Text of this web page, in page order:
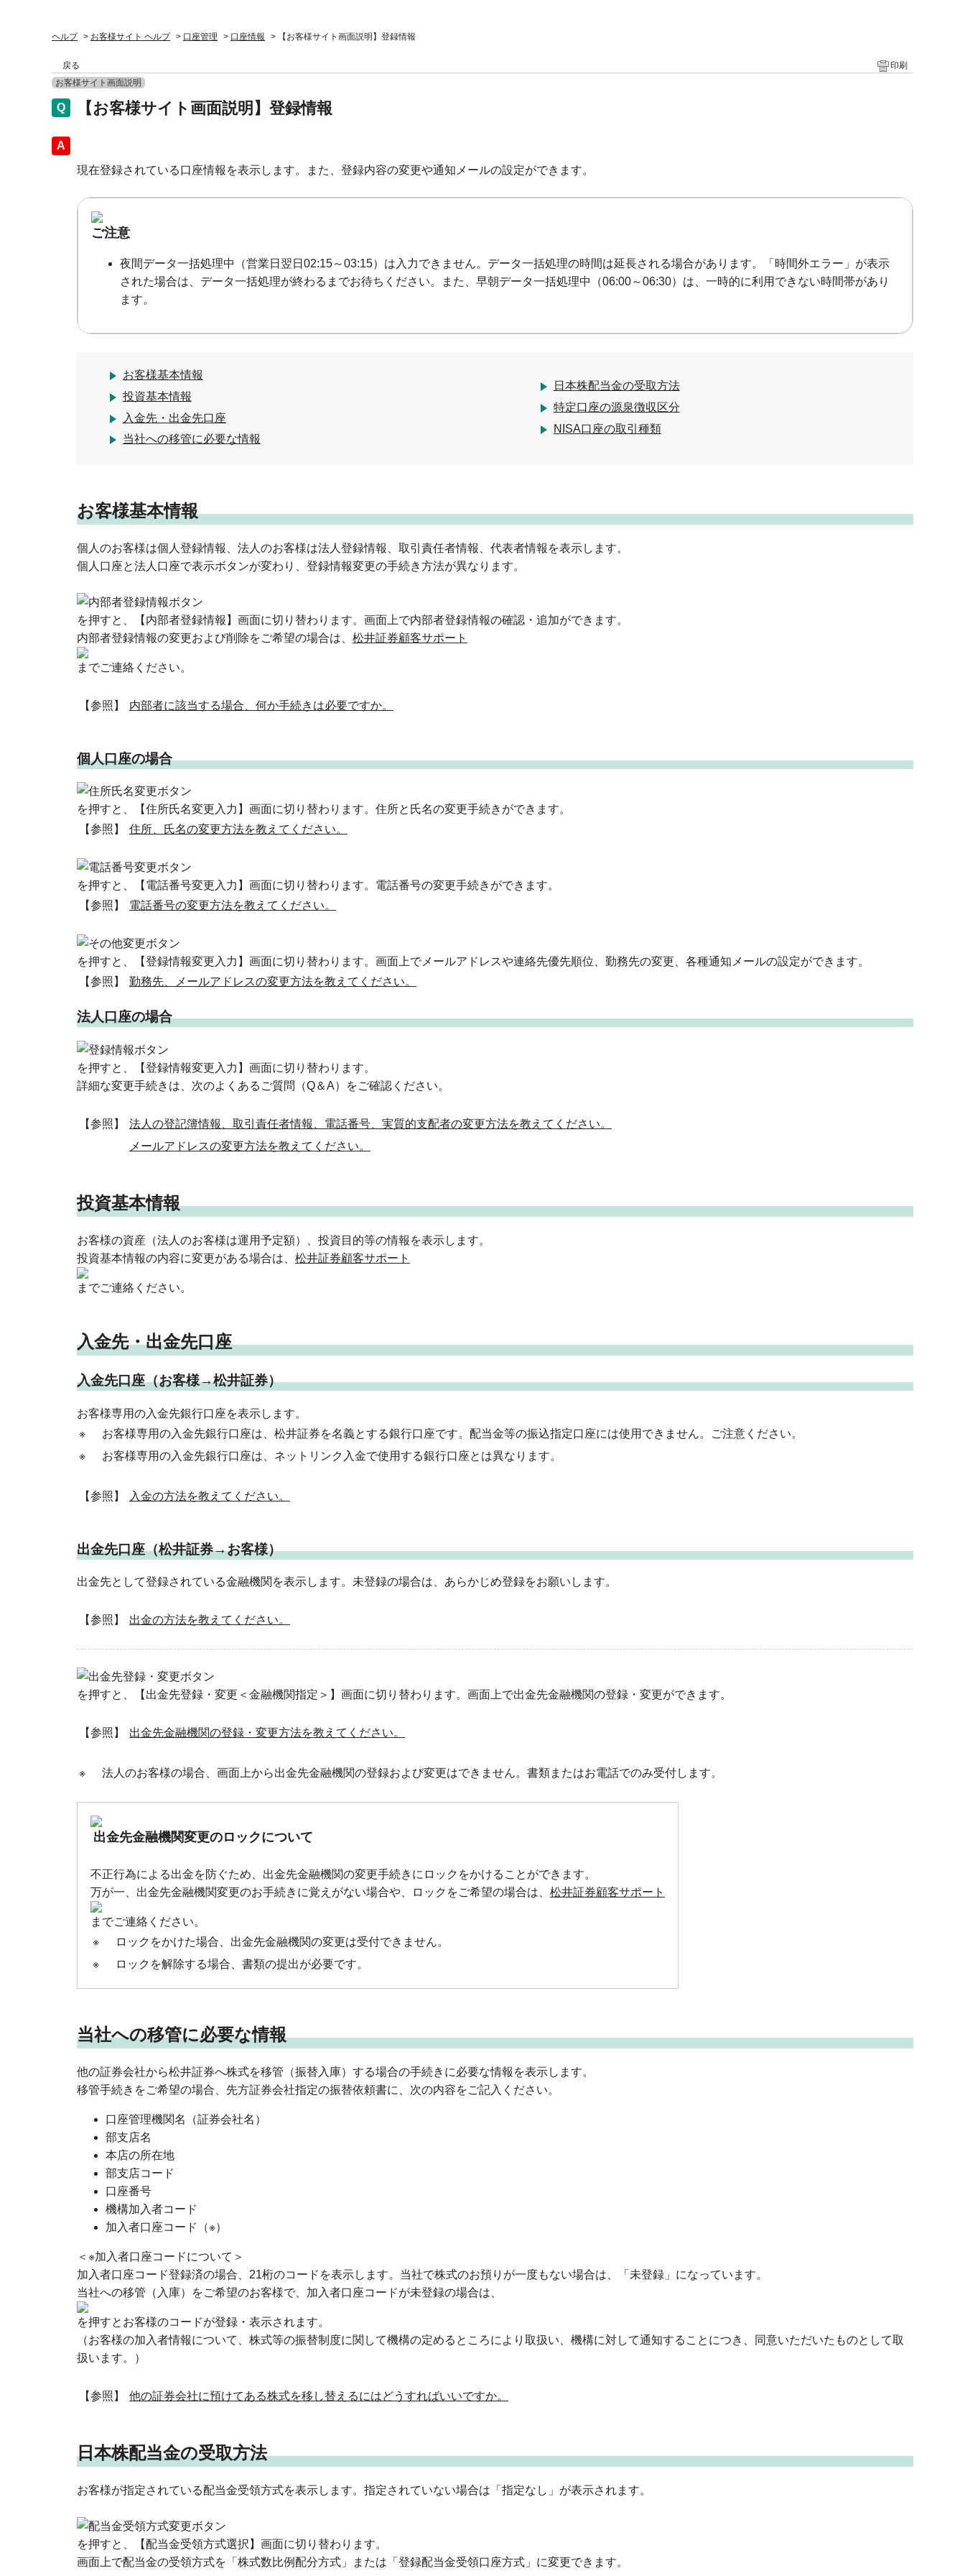
ヘルプ > お客様サイト ヘルプ > 口座管理 > 口座情報 > 【お客様サイト画面説明】登録情報
戻る
印刷
お客様サイト画面説明
【お客様サイト画面説明】登録情報
回答
現在登録されている口座情報を表示します。また、登録内容の変更や通知メールの設定ができます。
ご注意
夜間データ一括処理中（営業日翌日02:15～03:15）は入力できません。データ一括処理の時間は延長される場合があります。「時間外エラー」が表示
された場合は、データ一括処理が終わるまでお待ちください。また、早朝データ一括処理中（06:00～06:30）は、一時的に利用できない時間帯があり
ます。
お客様基本情報
投資基本情報
入金先・出金先口座
当社への移管に必要な情報
日本株配当金の受取方法
特定口座の源泉徴収区分
NISA口座の取引種類
お客様基本情報
個人のお客様は個人登録情報、法人のお客様は法人登録情報、取引責任者情報、代表者情報を表示します。
個人口座と法人口座で表示ボタンが変わり、登録情報変更の手続き方法が異なります。
を押すと、【内部者登録情報】画面に切り替わります。画面上で内部者登録情報の確認・追加ができます。
内部者登録情報の変更および削除をご希望の場合は、 松井証券顧客サポート
までご連絡ください。
【参照】 内部者に該当する場合、何か手続きは必要ですか。
個人口座の場合
を押すと、【住所氏名変更入力】画面に切り替わります。住所と氏名の変更手続きができます。
【参照】
住所、氏名の変更方法を教えてください。
を押すと、【電話番号変更入力】画面に切り替わります。電話番号の変更手続きができます。
【参照】
電話番号の変更方法を教えてください。
を押すと、【登録情報変更入力】画面に切り替わります。画面上でメールアドレスや連絡先優先順位、勤務先の変更、各種通知メールの設定ができます。
【参照】
勤務先、メールアドレスの変更方法を教えてください。
法人口座の場合
を押すと、【登録情報変更入力】画面に切り替わります。
詳細な変更手続きは、次のよくあるご質問（Q＆A）をご確認ください。
【参照】
法人の登記簿情報、取引責任者情報、電話番号、実質的支配者の変更方法を教えてください。
メールアドレスの変更方法を教えてください。
投資基本情報
お客様の資産（法人のお客様は運用予定額）、投資目的等の情報を表示します。
投資基本情報の内容に変更がある場合は、 松井証券顧客サポート
までご連絡ください。
入金先・出金先口座
入金先口座（お客様→松井証券）
お客様専用の入金先銀行口座を表示します。
※
お客様専用の入金先銀行口座は、松井証券を名義とする銀行口座です。配当金等の振込指定口座には使用できません。ご注意ください。
※
お客様専用の入金先銀行口座は、ネットリンク入金で使用する銀行口座とは異なります。
【参照】 入金の方法を教えてください。
出金先口座（松井証券→お客様）
出金先として登録されている金融機関を表示します。未登録の場合は、あらかじめ登録をお願いします。
【参照】 出金の方法を教えてください。
を押すと、【出金先登録・変更＜金融機関指定＞】画面に切り替わります。画面上で出金先金融機関の登録・変更ができます。
【参照】 出金先金融機関の登録・変更方法を教えてください。
※ 法人のお客様の場合、画面上から出金先金融機関の登録および変更はできません。書類またはお電話でのみ受付します。
出金先金融機関変更のロックについて
不正行為による出金を防ぐため、出金先金融機関の変更手続きにロックをかけることができます。
万が一、出金先金融機関変更のお手続きに覚えがない場合や、ロックをご希望の場合は、 松井証券顧客サポート
までご連絡ください。
※
ロックをかけた場合、出金先金融機関の変更は受付できません。
※
ロックを解除する場合、書類の提出が必要です。
当社への移管に必要な情報
他の証券会社から松井証券へ株式を移管（振替入庫）する場合の手続きに必要な情報を表示します。
移管手続きをご希望の場合、先方証券会社指定の振替依頼書に、次の内容をご記入ください。
口座管理機関名（証券会社名）
部支店名
本店の所在地
部支店コード
口座番号
機構加入者コード
加入者口座コード（※）
＜※加入者口座コードについて＞
加入者口座コード登録済の場合、21桁のコードを表示します。当社で株式のお預りが一度もない場合は、「未登録」になっています。
当社への移管（入庫）をご希望のお客様で、加入者口座コードが未登録の場合は、
を押すとお客様のコードが登録・表示されます。
（お客様の加入者情報について、株式等の振替制度に関して機構の定めるところにより取扱い、機構に対して通知することにつき、同意いただいたものとして取
扱います。）
【参照】 他の証券会社に預けてある株式を移し替えるにはどうすればいいですか。
日本株配当金の受取方法
お客様が指定されている配当金受領方式を表示します。指定されていない場合は「指定なし」が表示されます。
を押すと、【配当金受領方式選択】画面に切り替わります。
画面上で配当金の受領方式を「株式数比例配分方式」または「登録配当金受領口座方式」に変更できます。